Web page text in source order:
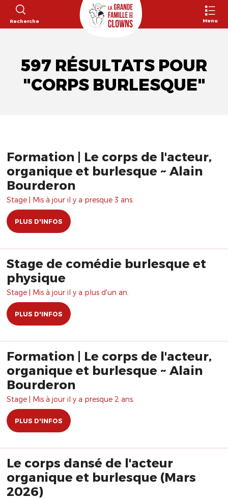
Recherche Menu
597 RÉSULTATS POUR
"CORPS BURLESQUE"
Formation | Le corps de l'acteur,
organique et burlesque ~ Alain
Bourderon
Stage | Mis à jour il y a presque 3 ans.
PLUS D'INFOS
Stage de comédie burlesque et
physique
Stage | Mis à jour il y a plus d'un an.
PLUS D'INFOS
Formation | Le corps de l'acteur,
organique et burlesque ~ Alain
Bourderon
Stage | Mis à jour il y a presque 2 ans.
PLUS D'INFOS
Le corps dansé de l'acteur
organique et burlesque (Mars
2026)